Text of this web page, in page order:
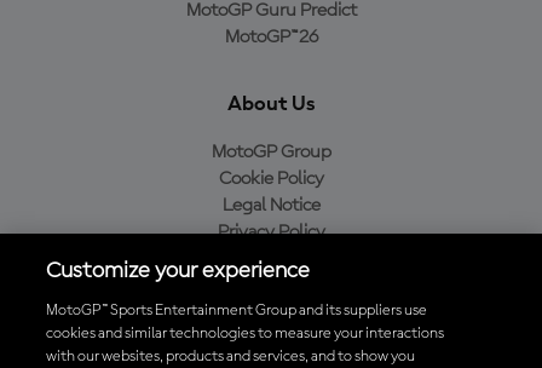
MotoGP Guru Predict
MotoGP™26
About Us
MotoGP Group
Cookie Policy
Legal Notice
Privacy Policy
Purchase Policy
Baixe o aplicativo oficial da MotoGP™
Customize your experience
MotoGP™ Sports Entertainment Group and its suppliers use
cookies and similar technologies to measure your interactions
with our websites, products and services, and to show you